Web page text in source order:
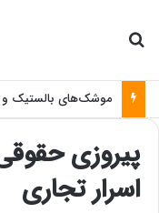
پیروزی
اسرار تجاری